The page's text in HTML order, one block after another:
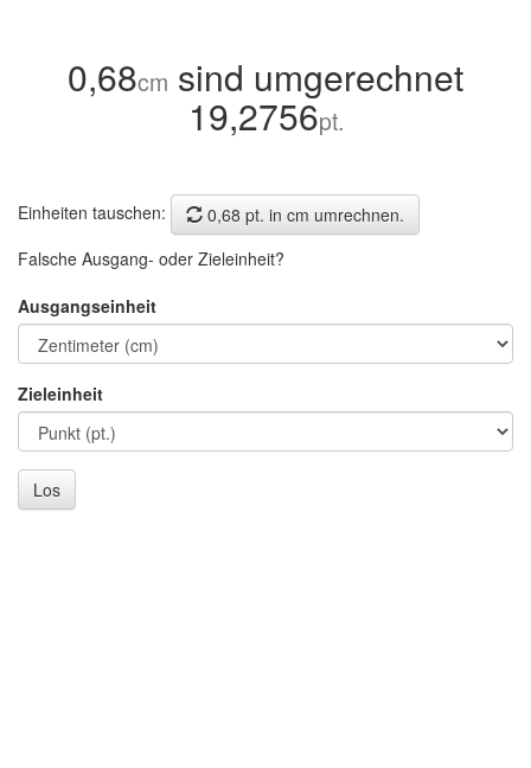
0,68cm sind umgerechnet
19,2756pt.
Einheiten tauschen:
0,68 pt. in cm umrechnen.
Falsche Ausgang- oder Zieleinheit?
Ausgangseinheit
Zieleinheit
Los